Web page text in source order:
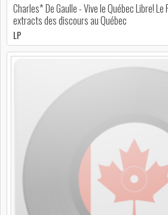
Charles* De Gaulle - Vive le Québec Libre! Le
extracts des discours au Québec
LP